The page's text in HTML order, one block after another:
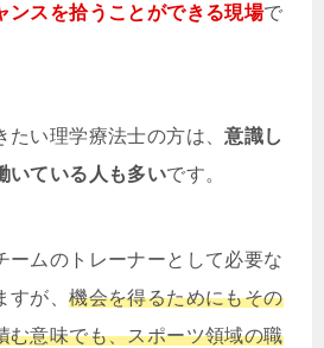
ンスを拾うことができる現場で
たい理学療法士の方は、意識し
いている人も多いです。
ームのトレーナーとして必要な
すが、機会を得るためにもその
む意味でも、スポーツ領域の職